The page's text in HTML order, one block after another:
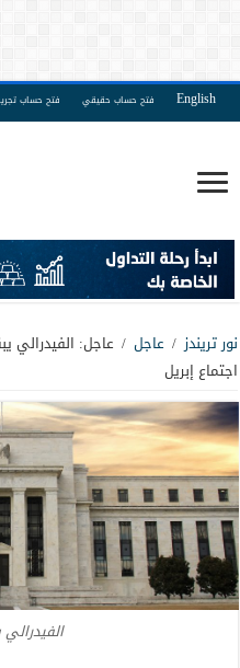
English فتح حساب حقيقي فتح حساب
نور تريندز / عاجل / عاجل: الفيدرالي
اجتماع إبريل